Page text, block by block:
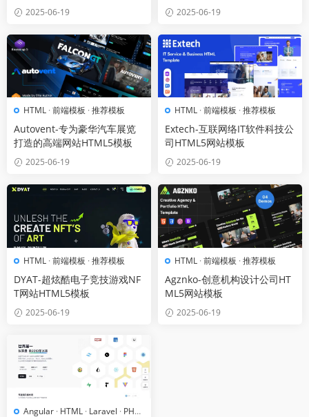
2025-06-19 2025-06-19
HTML ·前端模板 ·推荐模板
Autovent-专为豪华汽车展览
打造的高端网站HTML5模板
2025-06-19
HTML ·前端模板 ·推荐模板
Extech-互联网络IT软件科技公
司HTML5网站模板
2025-06-19
HTML ·前端模板 ·推荐模板
DYAT-超炫酷电子竞技游戏NF
T网站HTML5模板
2025-06-19
HTML ·前端模板 ·推荐模板
Agznko-创意机构设计公司HT
ML5网站模板
2025-06-19
Angular · HTML · Laravel · PHP